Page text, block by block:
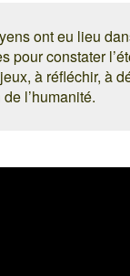
ont eu lieu
pour constater
à réfléchir, à
l’humanité.